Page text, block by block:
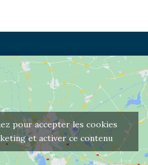
pour accepter les cookies
et activer ce contenu